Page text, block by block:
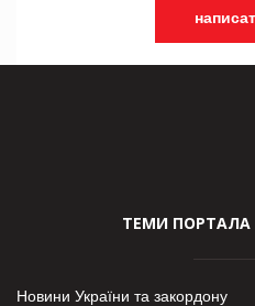
ТЕМИ ПОРТАЛА
Новини України та закордону